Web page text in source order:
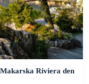
Riviera den